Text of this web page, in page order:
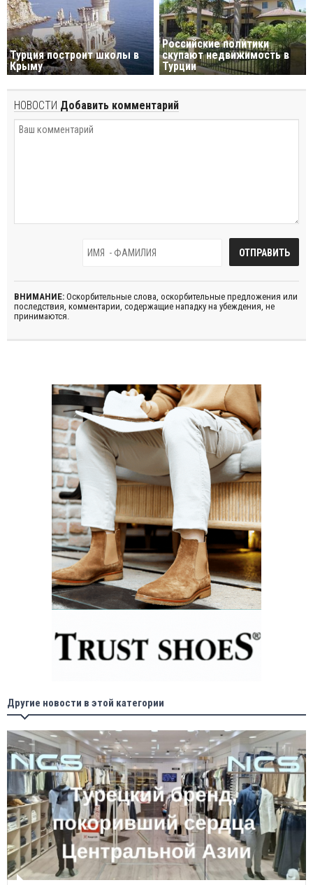
Турция построит школы в
Крыму
Российские политики
скупают недвижимость в
Турции
НОВОСТИ Добавить комментарий
ВНИМАНИЕ: Оскорбительные слова, оскорбительные предложения или
последствия, комментарии, содержащие нападку на убеждения, не
принимаются.
Другие новости в этой категории